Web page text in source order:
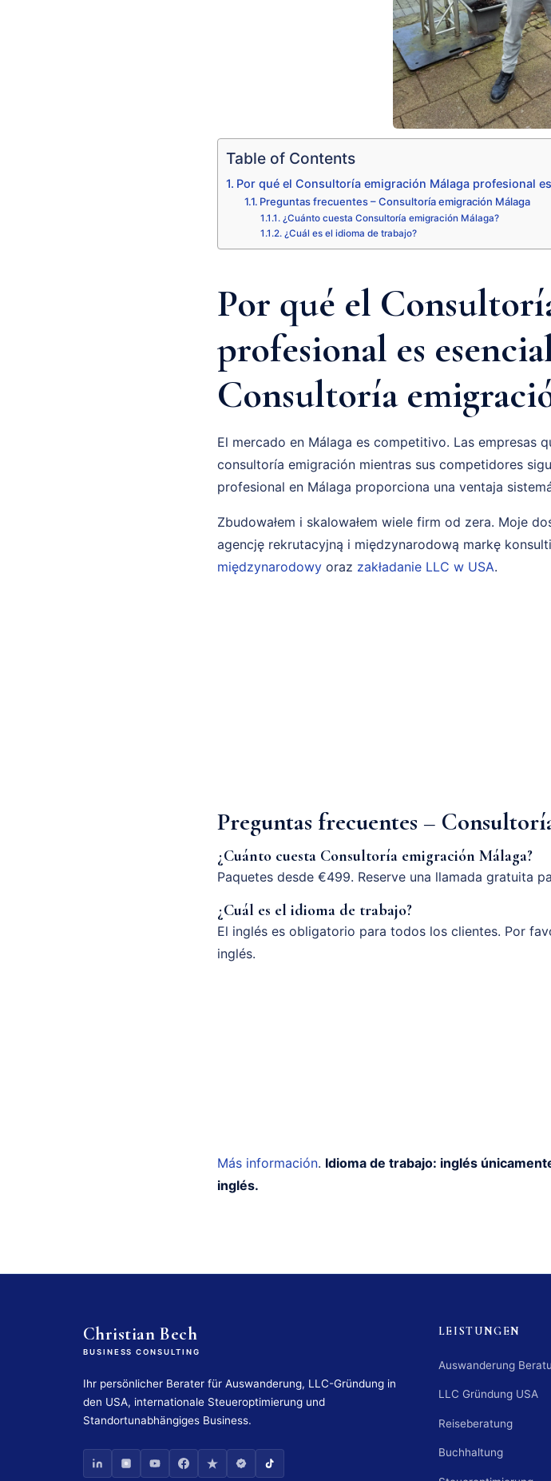
Table of Contents
Por qué el Consultoría emigración Málaga profesional
Preguntas frecuentes – Consultoría emigración Málaga
¿Cuánto cuesta Consultoría emigración Málaga?
¿Cuál es el idioma de trabajo?
Por qué el
profesional es
Consultoría
El mercado en Málaga es competitivo. Las empresas
consultoría emigración mientras sus competidores
profesional en Málaga proporciona una ventaja
Zbudowałem i skalowałem wiele firm od zera. Moje
agencję rekrutacyjną i międzynarodową markę
międzynarodowy oraz zakładanie LLC w USA.
Preguntas frecuentes –
¿Cuánto cuesta Consultoría emigración Málaga?
Paquetes desde €499. Reserve una llamada gratuita
¿Cuál es el idioma de trabajo?
El inglés es obligatorio para todos los clientes. Por
inglés.
Más información. Idioma de trabajo: inglés
inglés.
Christian Bech
BUSINESS CONSULTING
Ihr persönlicher Berater für Auswanderung, LLC-Gründung in
den USA, internationale Steueroptimierung und
Standortunabhängiges Business.
LEISTUNGEN
Auswanderung
LLC Gründung USA
Reiseberatung
Buchhaltung